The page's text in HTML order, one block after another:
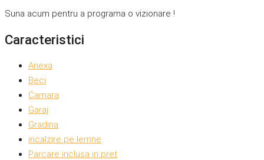
Suna acum pentru a programa o vizionare !
Caracteristici
Anexa
Beci
Camara
Garaj
Gradina
incalzire pe lemne
Parcare inclusa in pret